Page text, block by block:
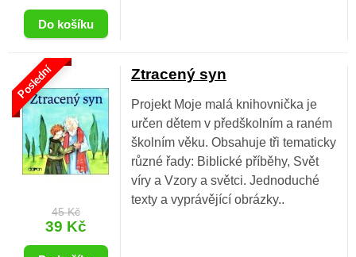
Poslední
45 Kč
39 Kč
Ztracený syn
Projekt Moje malá knihovnička je
určen dětem v předškolním a raném
školním věku. Obsahuje tři tematicky
různé řady: Biblické příběhy, Svět
víry a Vzory a světci. Jednoduché
texty a vyprávějící obrázky..